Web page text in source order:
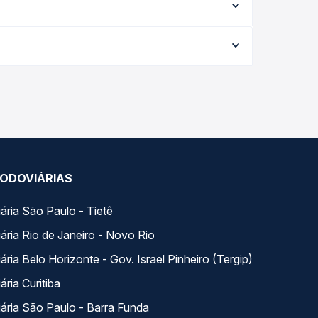
opção na data desejada.
garante a melhor oferta para o seu roteiro.
São Paulo - Tietê
Rio de Janeiro - Novo Rio
Belo Horizonte - Gov. Israel Pinheiro (Tergip)
Curitiba
São Paulo - Barra Funda